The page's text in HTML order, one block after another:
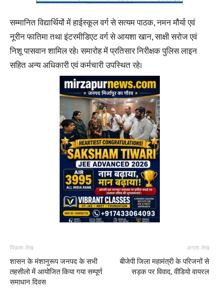
सम्मानित विद्यार्थियों में हाईस्कूल वर्ग से सत्यम पाठक, नमन मौर्या एवं
नूरीन फातिमा तथा इंटरमीडिएट वर्ग से आयशा खान, साक्षी सरोज एवं
निशू पासवान शामिल रहे। समारोह में प्रतिसार निरीक्षक पुलिस लाइन
सहित अन्य अधिकारी एवं कर्मचारी उपस्थित रहे।
पिछला लेख
शासन के मंशानुरूप जनपद के सभी
तहसीलो में आयोजित किया गया सम्पूर्ण
समाधान दिवस
अगला लेख
बीजेपी जिला महामंत्री के परिजनों से
सड़क पर विवाद, वीडियो वायरल